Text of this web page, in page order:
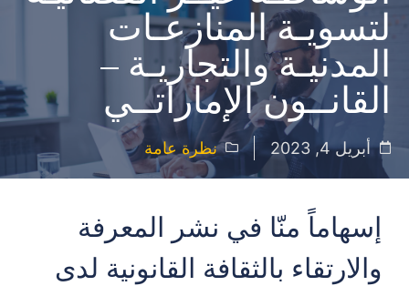
لتسويـة المنازعـات
المدنيـة والتجاريـة –
القانــون الإماراتــي
أبريل 4, 2023 نظرة عامة
إسهاماً منّا في نشر المعرفة
والارتقاء بالثقافة القانونية لدى